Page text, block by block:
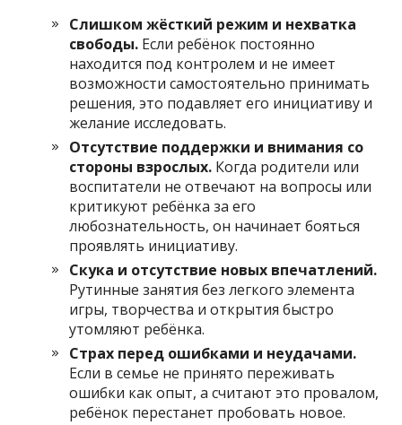
Слишком жёсткий режим и нехватка
свободы. Если ребёнок постоянно
находится под контролем и не имеет
возможности самостоятельно принимать
решения, это подавляет его инициативу и
желание исследовать.
Отсутствие поддержки и внимания со
стороны взрослых. Когда родители или
воспитатели не отвечают на вопросы или
критикуют ребёнка за его
любознательность, он начинает бояться
проявлять инициативу.
Скука и отсутствие новых впечатлений.
Рутинные занятия без легкого элемента
игры, творчества и открытия быстро
утомляют ребёнка.
Страх перед ошибками и неудачами.
Если в семье не принято переживать
ошибки как опыт, а считают это провалом,
ребёнок перестанет пробовать новое.